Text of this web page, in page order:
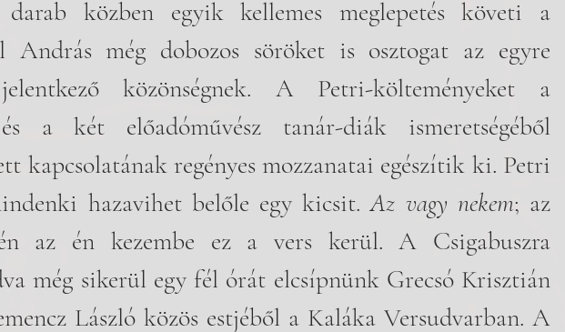
közben egyik kellemes meglepetés követi a
András még dobozos söröket is osztogat az egyre
közönségnek. A Petri-költeményeket a
a két előadóművész tanár-diák ismeretségéből
kapcsolatának regényes mozzanatai egészítik ki. Petri
hazavihet belőle egy kicsit. Az vagy nekem; az
az én kezembe ez a vers kerül. A Csigabuszra
még sikerül egy fél órát elcsípnünk Grecsó Krisztián
László közös estjéből a Kaláka Versudvarban. A